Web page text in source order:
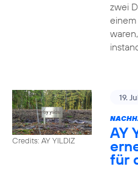
zwei
Credits: AY YILDIZ
19.
AY
für